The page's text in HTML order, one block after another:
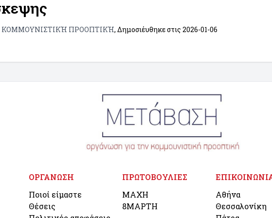
ΚΟΜΜΟΥΝΙΣΤΙΚΉ ΠΡΟΟΠΤΙΚΉ, Δημοσιέυθηκε στις 2026-01-06
ΟΡΓΑΝΩΣΗ
Ποιοί είμαστε
Θέσεις
ΠΡΩΤΟΒΟΥΛΙΕΣ
ΜΑΧΗ
8ΜΑΡΤΗ
Αθήνα
Θεσσαλονίκη